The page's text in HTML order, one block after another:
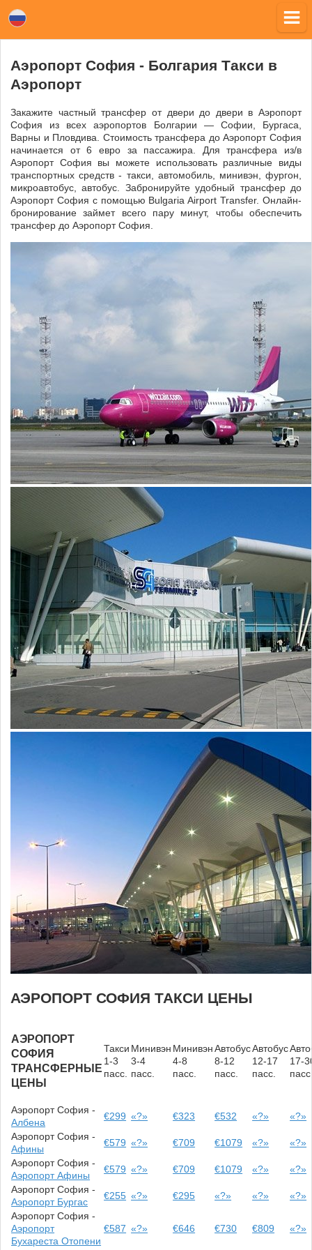
Аэропорт София - Болгария Tакси в
Аэропорт
Закажите частный трансфер от двери до двери в Аэропорт
София из всех аэропортов Болгарии — Софии, Бургаса,
Варны и Пловдива. Стоимость трансфера до Аэропорт София
начинается от 6 евро за пассажира. Для трансфера из/в
Аэропорт София вы можете использовать различные виды
транспортных средств - такси, автомобиль, минивэн, фургон,
микроавтобус, автобус. Забронируйте удобный трансфер до
Аэропорт София с помощью Bulgaria Airport Transfer. Онлайн-
бронирование займет всего пару минут, чтобы обеспечить
трансфер до Аэропорт София.
АЭРОПОРТ СОФИЯ ТАКСИ ЦЕНЫ
АЭРОПОРТ
СОФИЯ
ТРАНСФЕРНЫЕ
ЦЕНЫ
Такси
1-3
пасс.
Минивэн
3-4
пасс.
Минивэн
4-8
пасс.
Автобус
8-12
пасс.
Автобус
12-17
пасс.
17-
Аэропорт София -
Албена
€299 «?» €323 €532 «?»
«?»
Аэропорт София -
Афины
€579 «?» €709 €1079 «?»
«?»
Аэропорт София -
Аэропорт Афины
€579 «?» €709 €1079 «?»
«?»
Аэропорт София -
Аэропорт Бургас
€255 «?» €295 «?» «?»
«?»
Аэропорт София -
Аэропорт
Бухареста Отопени
€587 «?» €646 €730 €809 «?»